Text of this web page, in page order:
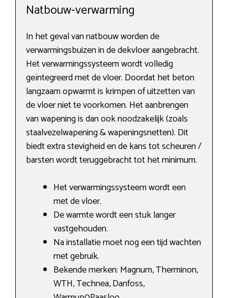
Natbouw-verwarming
In het geval van natbouw worden de
verwarmingsbuizen in de dekvloer aangebracht.
Het verwarmingssysteem wordt volledig
geïntegreerd met de vloer. Doordat het beton
langzaam opwarmt is krimpen of uitzetten van
de vloer niet te voorkomen. Het aanbrengen
van wapening is dan ook noodzakelijk (zoals
staalvezelwapening & wapeningsnetten). Dit
biedt extra stevigheid en de kans tot scheuren /
barsten wordt teruggebracht tot het minimum.
Het verwarmingssysteem wordt een
met de vloer.
De warmte wordt een stuk langer
vastgehouden.
Na installatie moet nog een tijd wachten
met gebruik.
Bekende merken: Magnum, Therminon,
WTH, Technea, Danfoss,